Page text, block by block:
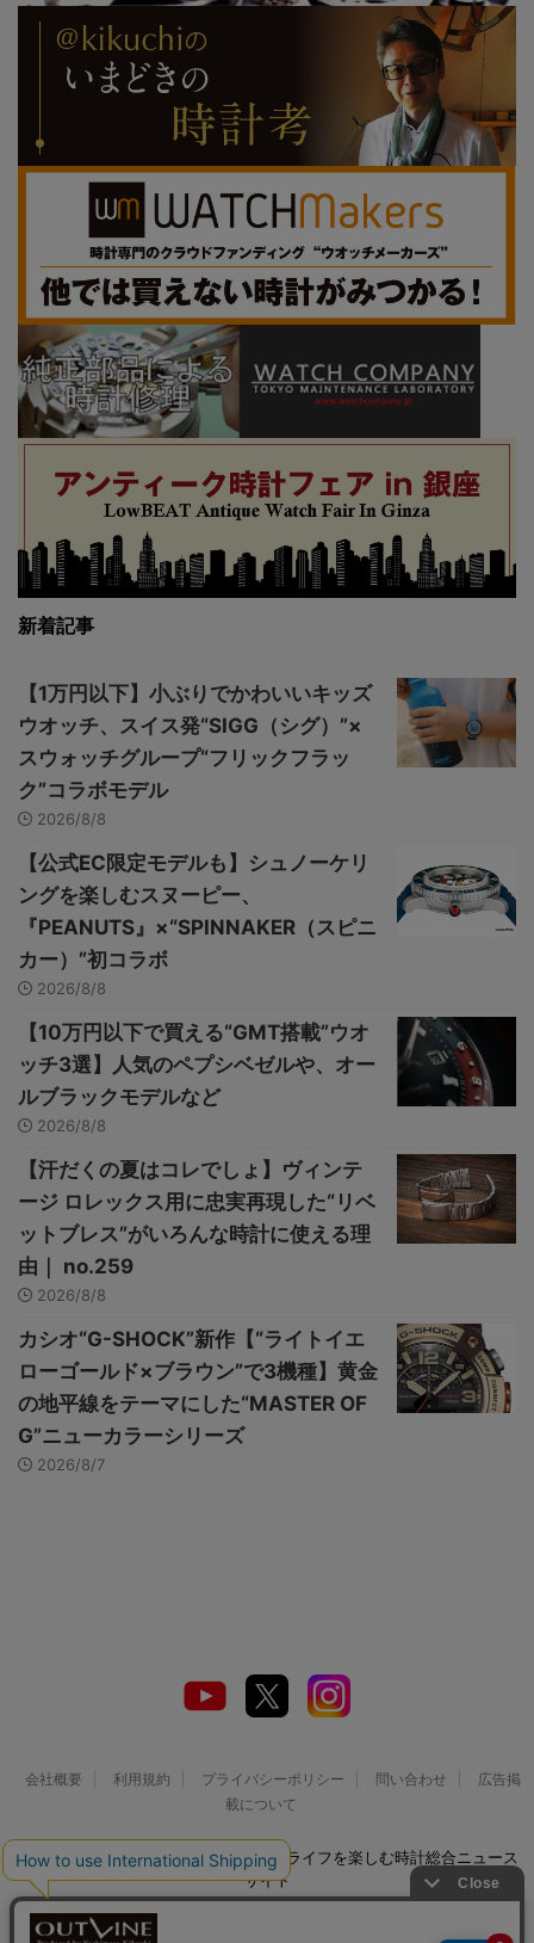
新着記事
【1万円以下】小ぶりでかわいいキッズ
ウオッチ、スイス発“SIGG（シグ）”×
スウォッチグループ“フリックフラッ
ク”コラボモデル
2026/8/8
【公式EC限定モデルも】シュノーケリ
ングを楽しむスヌーピー、
『PEANUTS』×“SPINNAKER（スピニ
カー）”初コラボ
2026/8/8
【10万円以下で買える“GMT搭載”ウオ
ッチ3選】人気のペプシベゼルや、オー
ルブラックモデルなど
2026/8/8
【汗だくの夏はコレでしょ】ヴィンテ
ージ ロレックス用に忠実再現した“リベ
ットブレス”がいろんな時計に使える理
由｜ no.259
2026/8/8
カシオ“G-SHOCK”新作【“ライトイエ
ローゴールド×ブラウン”で3機種】黄金
の地平線をテーマにした“MASTER OF
G”ニューカラーシリーズ
2026/8/7
会社概要 利用規約 プライバシーポリシー 問い合わせ
広告掲
載について
© 2026 Watch LIFE NEWS｜ウオッチライフを楽しむ時計総合ニュース
サイト